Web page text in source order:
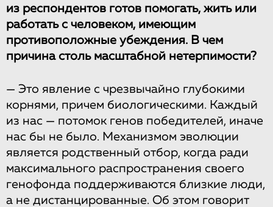
из респондентов готов помогать, жить или
работать с человеком, имеющим
противоположные убеждения. В чем
причина столь масштабной нетерпимости?
— Это явление с чрезвычайно глубокими
корнями, причем биологическими. Каждый
из нас — потомок генов победителей, иначе
нас бы не было. Механизмом эволюции
является родственный отбор, когда ради
максимального распространения своего
генофонда поддерживаются близкие люди,
а не дистанцированные. Об этом говорит